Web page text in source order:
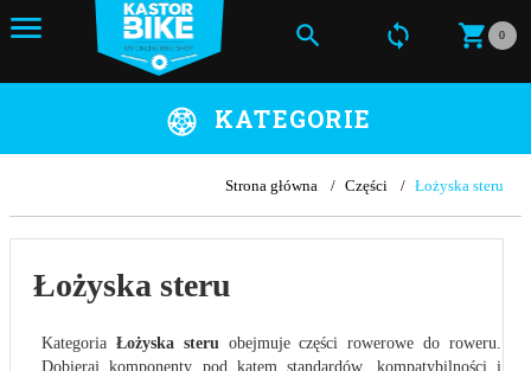
0
KATEGORIE
Strona główna Części Łożyska steru
Łożyska steru
Kategoria Łożyska steru obejmuje części rowerowe do roweru.
Dobieraj komponenty pod kątem standardów, kompatybilności i